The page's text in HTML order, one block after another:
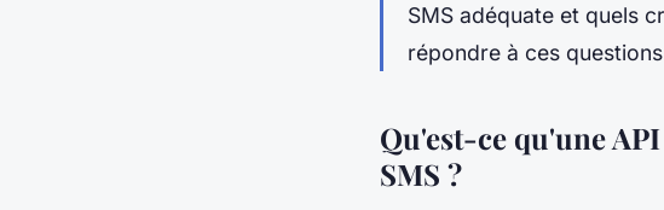
SMS adéquate et quels
répondre à ces
Qu'est-ce qu'une
SMS ?